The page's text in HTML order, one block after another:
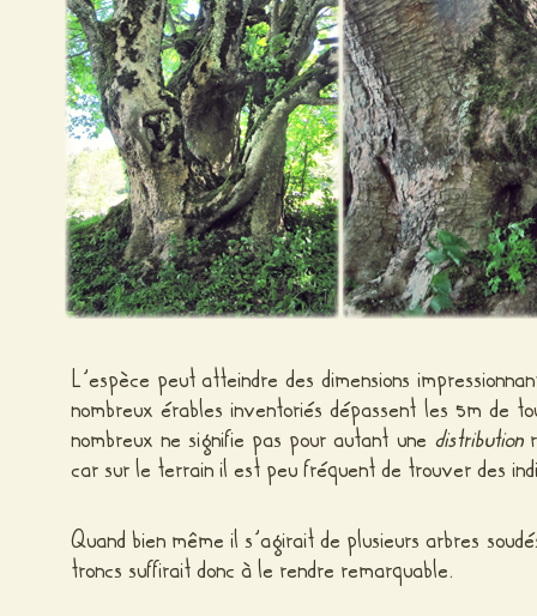
L’espèce peut atteindre des dimensions
nombreux érables inventoriés dépassent les 5m de
nombreux ne signifie pas pour autant une distribution
car sur le terrain il est peu fréquent de trouver des
Quand bien même il s’agirait de plusieurs arbres
troncs suffirait donc à le rendre remarquable.